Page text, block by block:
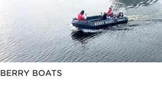
BERRY BOATS